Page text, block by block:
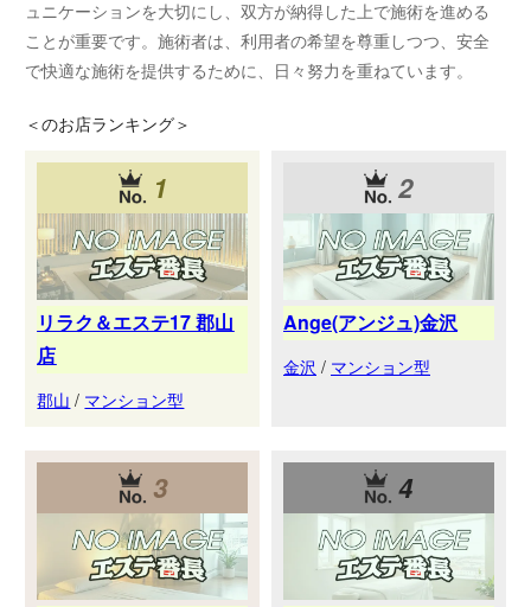
ュニケーションを大切にし、双方が納得した上で施術を進める
ことが重要です。施術者は、利用者の希望を尊重しつつ、安全
で快適な施術を提供するために、日々努力を重ねています。
＜のお店ランキング＞
1
リラク＆エステ17 郡山
店
郡山 / マンション型
2
Ange(アンジュ)金沢
金沢 / マンション型
3 4